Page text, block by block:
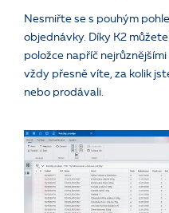
Nesmiřte se s pouhým
objednávky. Díky K2
položce napříč
vždy přesně víte, za kolik
nebo prodávali.